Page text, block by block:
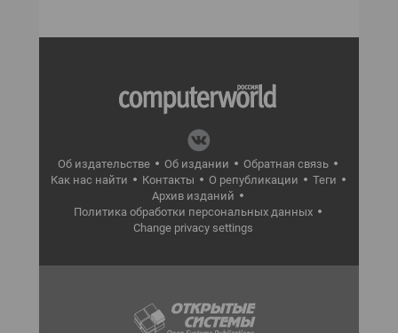
Об издательстве Об издании
Обратная связь
Как нас найти
Контакты О републикации
Теги
Архив изданий
Политика обработки персональных данных
Change privacy settings